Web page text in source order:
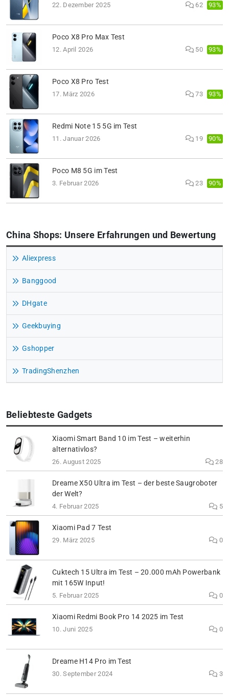
22. Dezember 2025 62 93%
Poco X8 Pro Max Test
12. April 2026 50 93%
Poco X8 Pro Test
17. März 2026 73 93%
Redmi Note 15 5G im Test
11. Januar 2026 19 90%
Poco M8 5G im Test
3. Februar 2026 23 90%
China Shops: Unsere Erfahrungen und Bewertung
Aliexpress
Banggood
DHgate
Geekbuying
Gshopper
TradingShenzhen
Beliebteste Gadgets
Xiaomi Smart Band 10 im Test – weiterhin
alternativlos?
26. August 2025 28
Dreame X50 Ultra im Test – der beste Saugroboter
der Welt?
4. Februar 2025 5
Xiaomi Pad 7 Test
29. März 2025 0
Cuktech 15 Ultra im Test – 20.000 mAh Powerbank
mit 165W Input!
5. Februar 2025 0
Xiaomi Redmi Book Pro 14 2025 im Test
10. Juni 2025 0
Dreame H14 Pro im Test
30. September 2024 3